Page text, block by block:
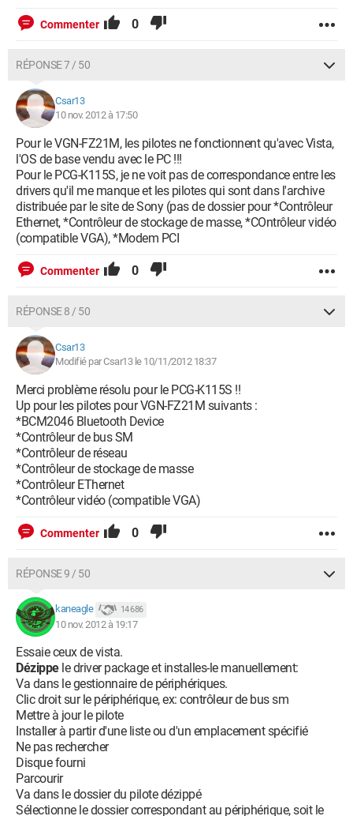
Commenter 0
RÉPONSE 7 / 50
Csar13
10 nov. 2012 à 17:50
Pour le VGN-FZ21M, les pilotes ne fonctionnent qu'avec Vista,
l'OS de base vendu avec le PC !!!
Pour le PCG-K115S, je ne voit pas de correspondance entre les
drivers qu'il me manque et les pilotes qui sont dans l'archive
distribuée par le site de Sony (pas de dossier pour *Contrôleur
Ethernet, *Contrôleur de stockage de masse, *COntrôleur vidéo
(compatible VGA), *Modem PCI
Commenter 0
RÉPONSE 8 / 50
Csar13
Modifié par Csar13 le 10/11/2012 18:37
Merci problème résolu pour le PCG-K115S !!
Up pour les pilotes pour VGN-FZ21M suivants :
*BCM2046 Bluetooth Device
*Contrôleur de bus SM
*Contrôleur de réseau
*Contrôleur de stockage de masse
*Contrôleur EThernet
*Contrôleur vidéo (compatible VGA)
Commenter 0
RÉPONSE 9 / 50
kaneagle 14 686
10 nov. 2012 à 19:17
Essaie ceux de vista.
Dézippele driver package et installes-le manuellement:
Va dans le gestionnaire de périphériques.
Clic droit sur le périphérique, ex: contrôleur de bus sm
Mettre à jour le pilote
Installer à partir d'une liste ou d'un emplacement spécifié
Ne pas rechercher
Disque fourni
Parcourir
Va dans le dossier du pilote dézippé
Sélectionne le dossier correspondant au périphérique, soit le